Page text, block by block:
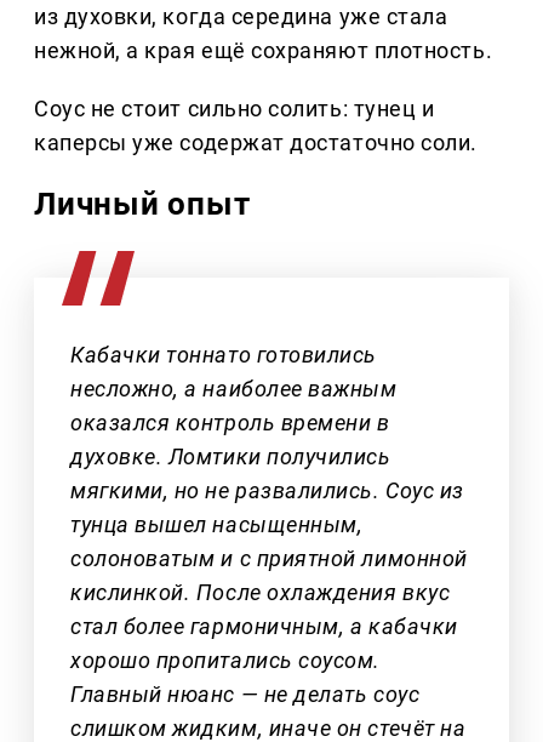
из духовки, когда середина уже стала
нежной, а края ещё сохраняют плотность.
Соус не стоит сильно солить: тунец и
каперсы уже содержат достаточно соли.
Личный опыт
Кабачки тоннато готовились
несложно, а наиболее важным
оказался контроль времени в
духовке. Ломтики получились
мягкими, но не развалились. Соус из
тунца вышел насыщенным,
солоноватым и с приятной лимонной
кислинкой. После охлаждения вкус
стал более гармоничным, а кабачки
хорошо пропитались соусом.
Главный нюанс — не делать соус
слишком жидким, иначе он стечёт на